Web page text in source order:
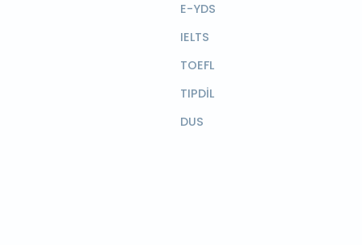
E-YDS
IELTS
TOEFL
TIPDİL
DUS